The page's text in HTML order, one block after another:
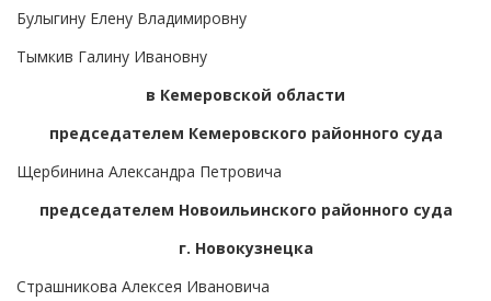
Булыгину Елену Владимировну
Тымкив Галину Ивановну
в Кемеровской области
председателем Кемеровского районного суда
Щербинина Александра Петровича
председателем Новоильинского районного суда
г. Новокузнецка
Страшникова Алексея Ивановича